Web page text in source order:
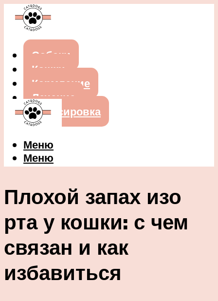
Собаки
Кошки
Кормление
Лечение
Дрессировка
Меню
Меню
Плохой запах изо
рта у кошки: с чем
связан и как
избавиться